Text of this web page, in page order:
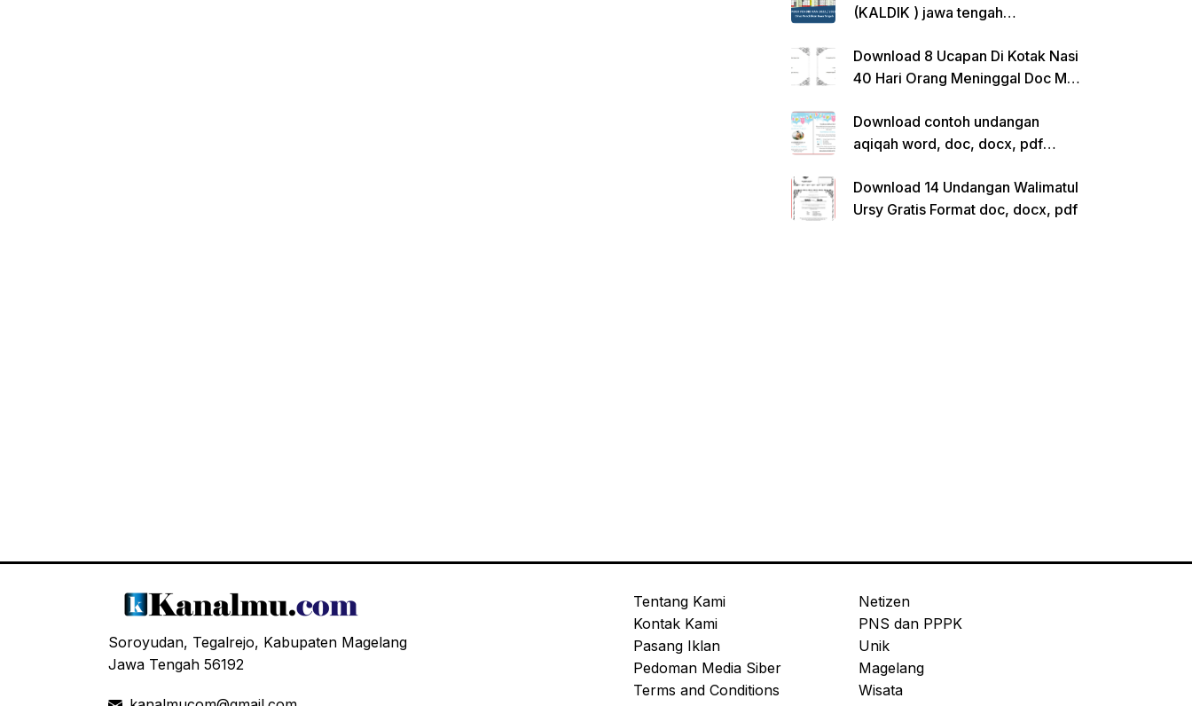
(KALDIK ) jawa tengah
Download 8 Ucapan Di Kotak Nasi
40 Hari Orang Meninggal Doc Ms.
Download contoh undangan
aqiqah word, doc, docx, pdf
Download 14 Undangan Walimatul
Ursy Gratis Format doc, docx, pdf
Soroyudan, Tegalrejo, Kabupaten Magelang
Jawa Tengah 56192
Tentang Kami
Kontak Kami
Pasang Iklan
Pedoman Media Siber
Terms and Conditions
Netizen
PNS dan PPPK
Unik
Magelang
Wisata